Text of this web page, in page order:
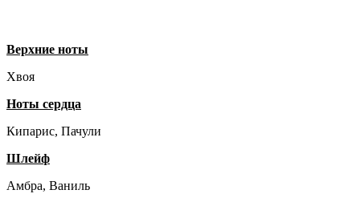
Верхние ноты
Хвоя
Ноты сердца
Кипарис, Пачули
Шлейф
Амбра, Ваниль